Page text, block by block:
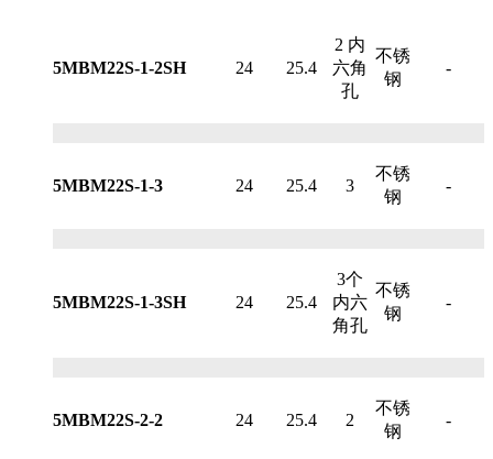
5MBM22S-1-2SH 24 25.4
2 内
六角
孔
不锈
钢
-
5MBM22S-1-3 24 25.4 3
不锈
钢
-
5MBM22S-1-3SH 24 25.4
3个
内六
角孔
不锈
钢
-
5MBM22S-2-2 24 25.4 2
不锈
钢
-